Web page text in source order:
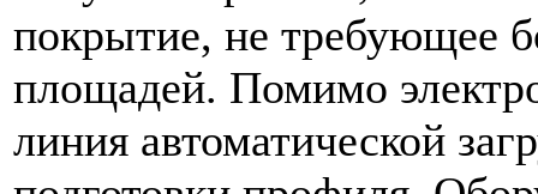
покрытие, не требующее
площадей. Помимо
линия автоматической